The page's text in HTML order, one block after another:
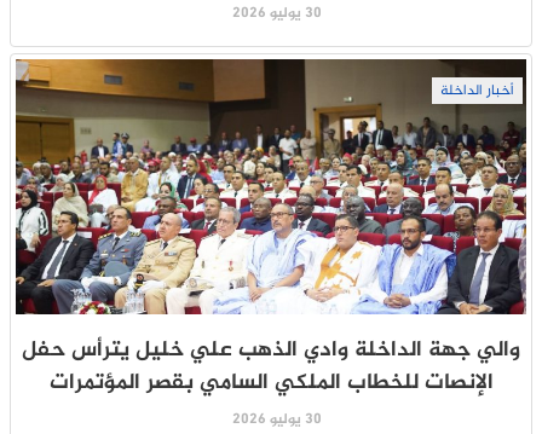
30 يوليو 2026
أخبار الداخلة
والي جهة الداخلة وادي الذهب علي خليل يترأس حفل
الإنصات للخطاب الملكي السامي بقصر المؤتمرات
30 يوليو 2026